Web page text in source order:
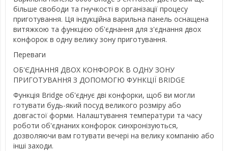
більше свободи та гнучкості в організації процесу
приготування. Ця індукційна варильна панель оснащена
витяжкою та функцією об'єднання для з'єднання двох
конфорок в одну велику зону приготування.
Переваги
ОБ'ЄДНАННЯ ДВОХ КОНФОРОК В ОДНУ ЗОНУ
ПРИГОТУВАННЯ З ДОПОМОГЮ ФУНКЦІЇ BRIDGE
Функція Bridge об'єднує дві конфорки, щоб ви могли
готувати будь-який посуд великого розміру або
довгастої форми. Налаштування температури та часу
роботи об'єднаних конфорок синхронізуються,
дозволяючи вам готувати вечері на велику компанію або
інші заходи.